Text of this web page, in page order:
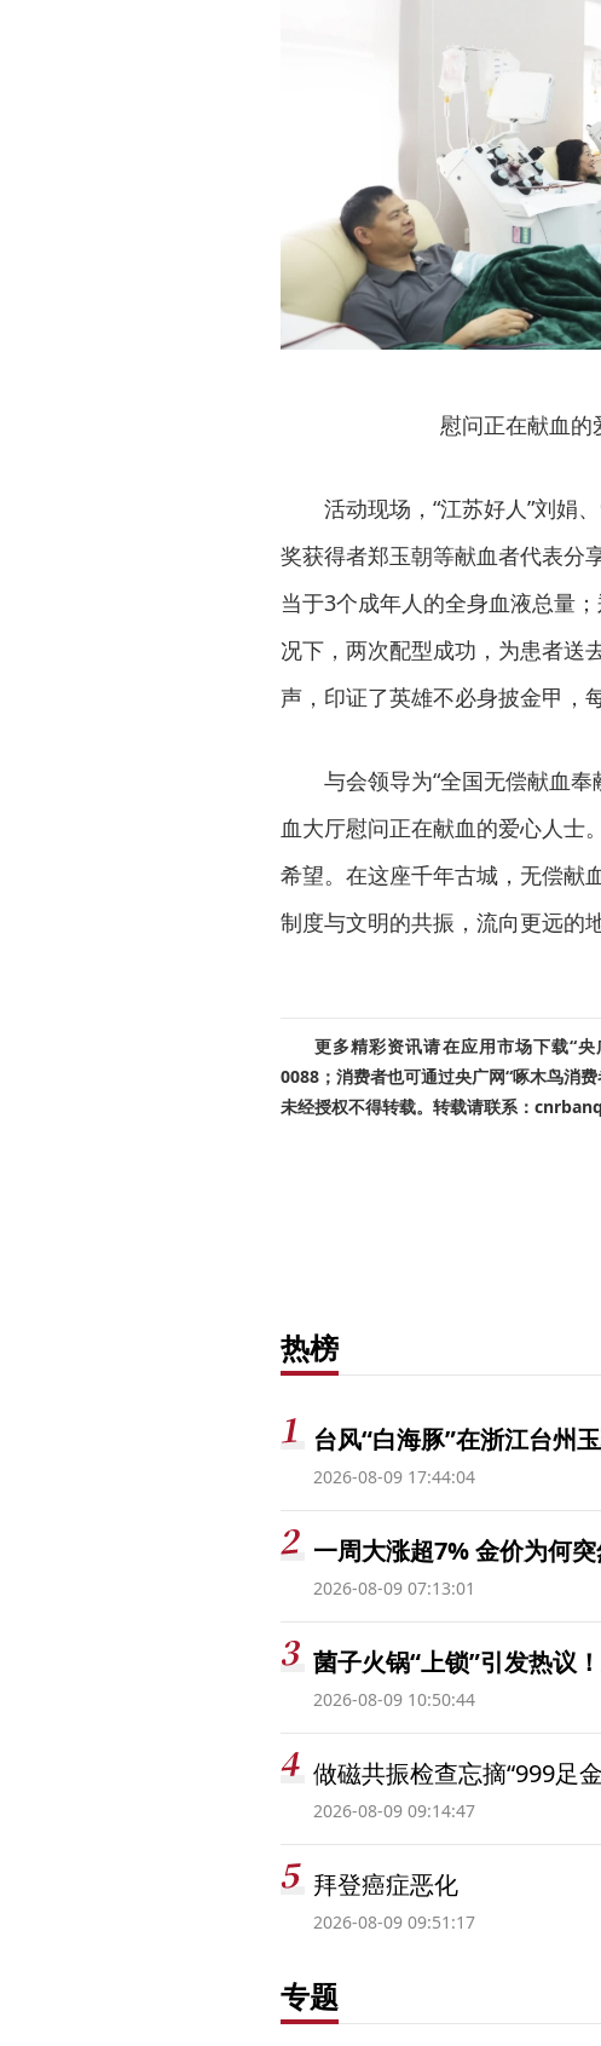
慰问正在献血的
活动现场，“江苏好人”刘娟
奖获得者郑玉朝等献血者代表分
当于3个成年人的全身血液总量
况下，两次配型成功，为患者送
声，印证了英雄不必身披金甲，
与会领导为“全国无偿献血
血大厅慰问正在献血的爱心人士
希望。在这座千年古城，无偿献
制度与文明的共振，流向更远的
更多精彩资讯请在应用市场下载“
0088；消费者也可通过央广网“啄木鸟消
未经授权不得转载。转载请联系：
热榜
台风“白海豚”在浙江台州
2026-08-09 17:44:04
一周大涨超7% 金价为何
2026-08-09 07:13:01
菌子火锅“上锁”引发热议
2026-08-09 10:50:44
做磁共振检查忘摘“999足
2026-08-09 09:14:47
拜登癌症恶化
2026-08-09 09:51:17
专题